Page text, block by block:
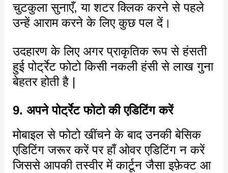
चुटकुला सुनाएँ, या शटर क्लिक करने से पहले
उन्हें आराम करने के लिए कुछ पल दें।
उदहारण के लिए अगर प्राकृतिक रूप से हंसती
हुई पोर्ट्रेट फोटो किसी नकली हंसी से लाख गुना
बेहतर होती है |
9. अपने पोर्ट्रेट फोटो की एडिटिंग करें
मोबाइल से फोटो खींचने के बाद उनकी बेसिक
एडिटिंग जरूर करें पर हाँ ओवर एडिटिंग न करें
जिससे आपकी तस्वीर में कार्टून जैसा इफ़ेक्ट आ